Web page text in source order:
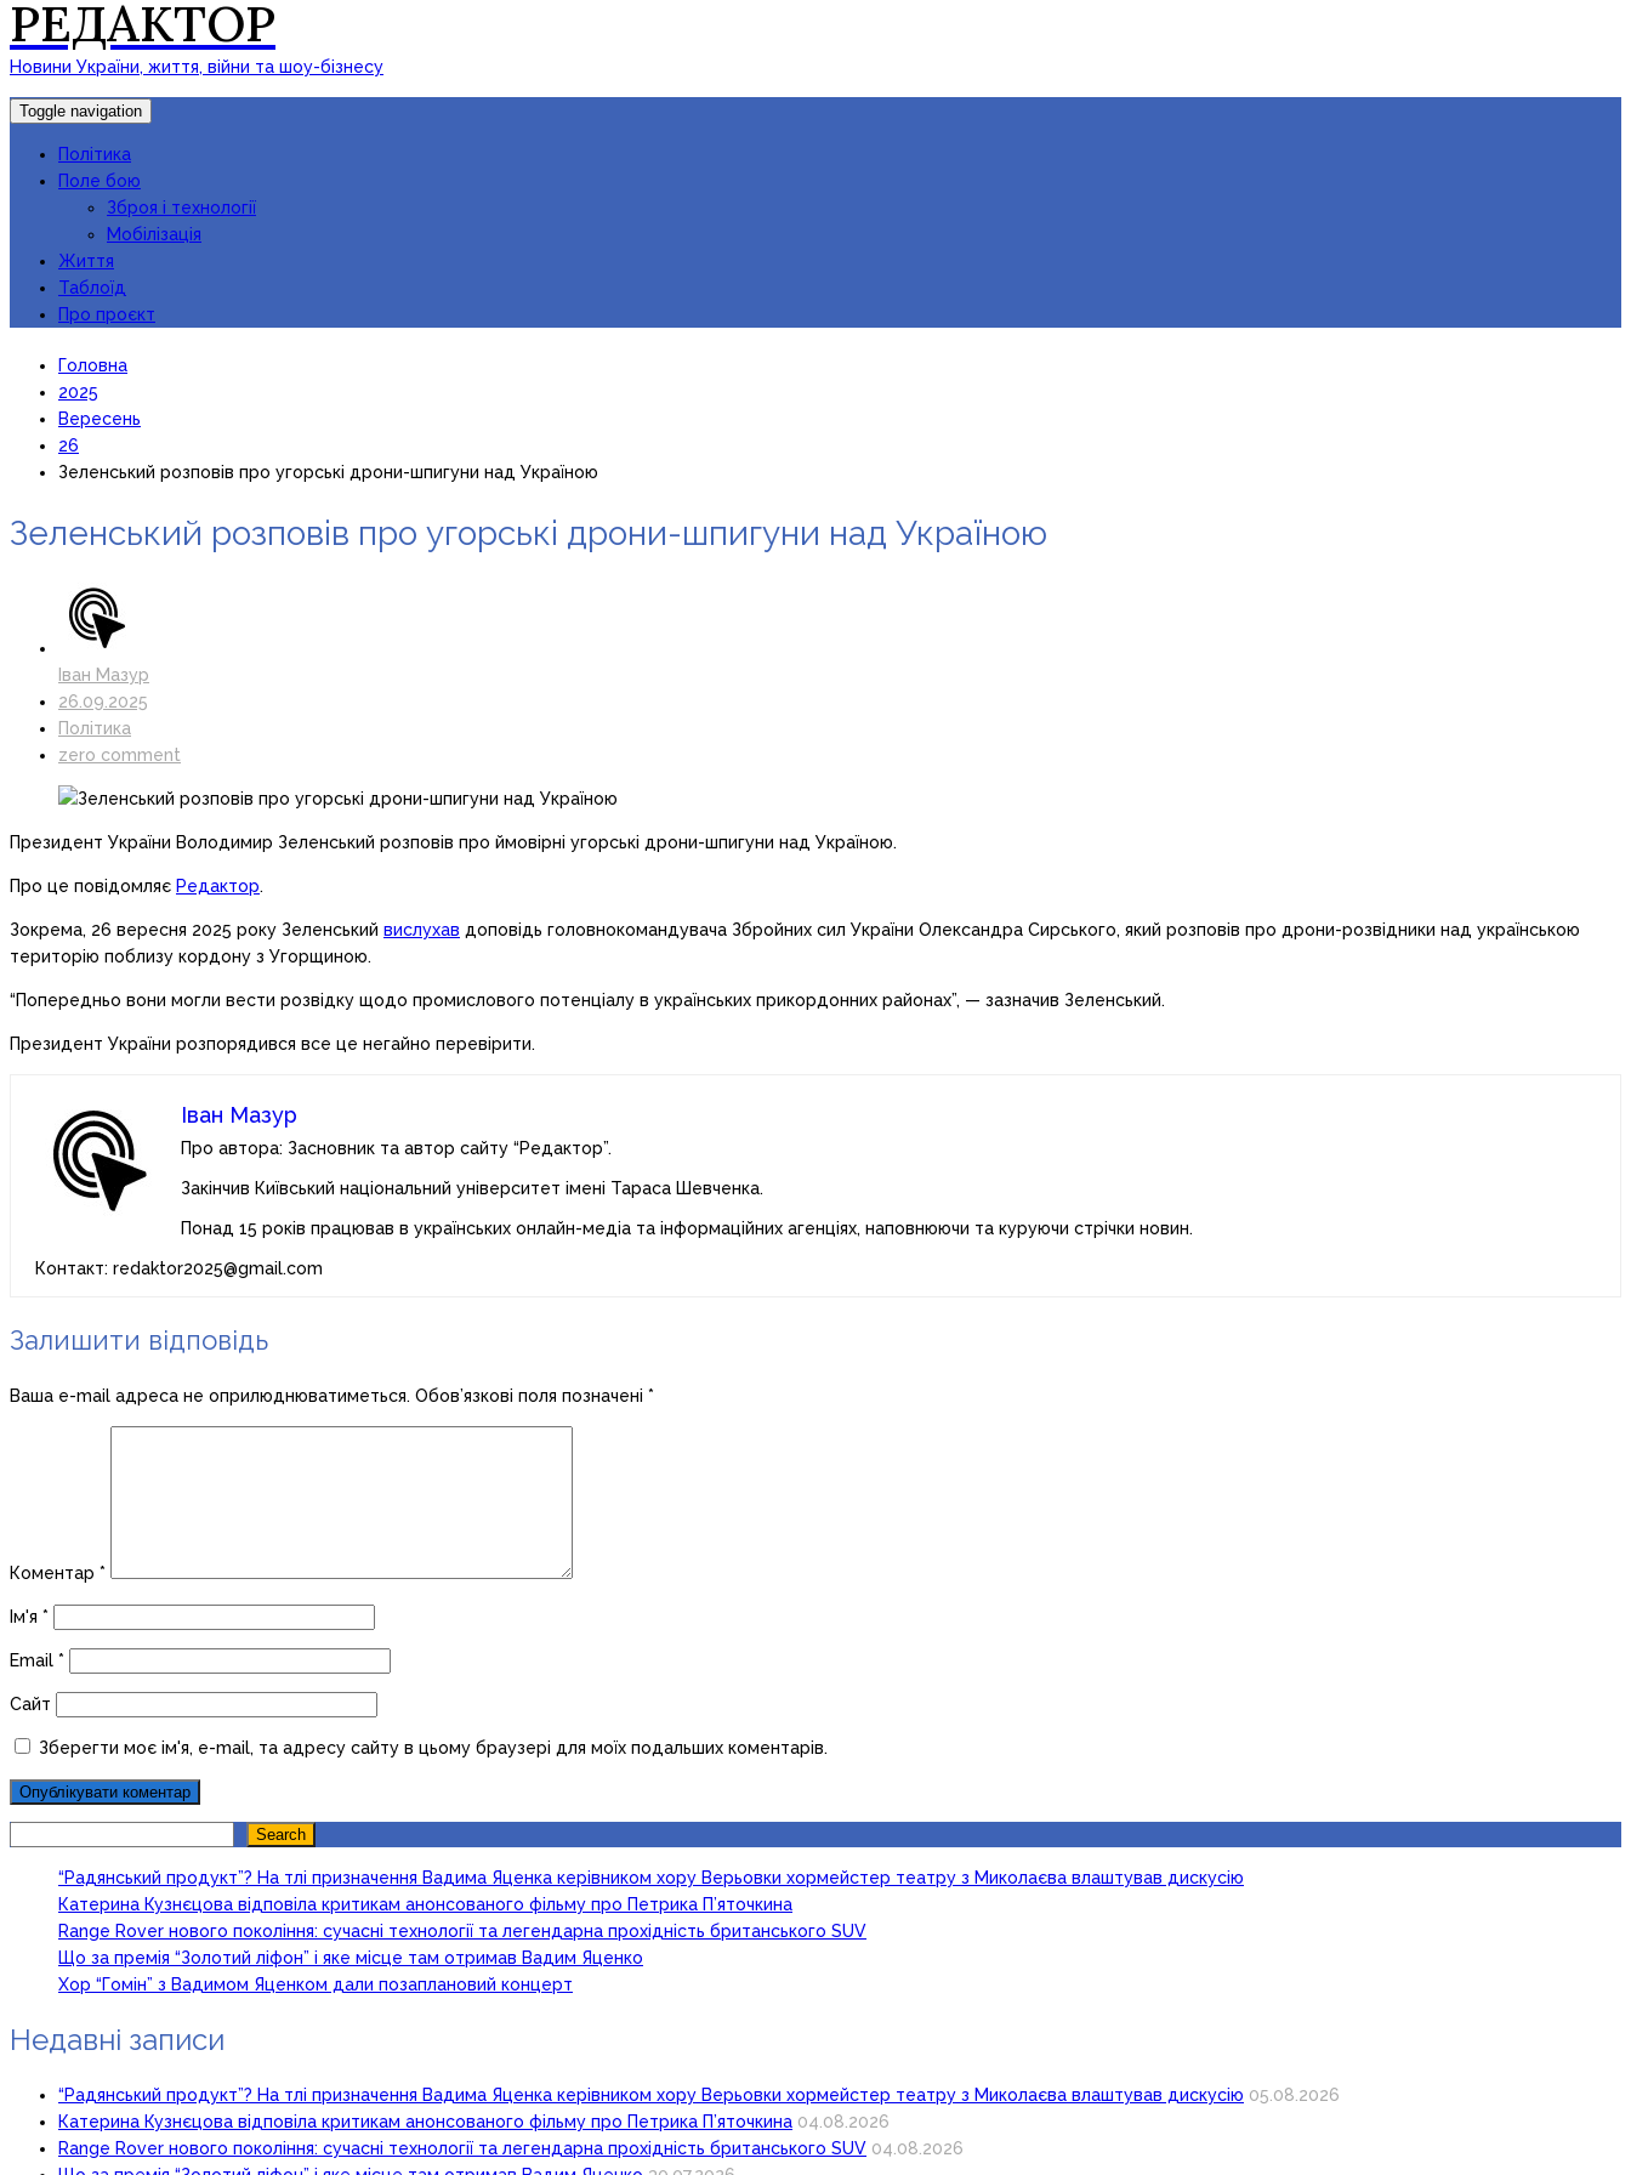
РЕДАКТОР
Новини України, життя, війни та шоу-бізнесу
Toggle navigation
Політика
Поле бою
Зброя і технології
Мобілізація
Життя
Таблоїд
Про проєкт
Головна
2025
Вересень
26
Зеленський розповів про угорські дрони-шпигуни над Україною
Зеленський розповів про угорські дрони-шпигуни над Україною
Іван Мазур
26.09.2025
Політика
zero comment
Президент України Володимир Зеленський розповів про ймовірні угорські дрони-шпигуни над Україною.
Про це повідомляє Редактор.
Зокрема, 26 вересня 2025 року Зеленський вислухав доповідь головнокомандувача Збройних сил України Олександра Сирського, який розповів про дрони-розвідники над українською
територію поблизу кордону з Угорщиною.
“Попередньо вони могли вести розвідку щодо промислового потенціалу в українських прикордонних районах”, — зазначив Зеленський.
Президент України розпорядився все це негайно перевірити.
Іван Мазур
Про автора: Засновник та автор сайту “Редактор”.
Закінчив Київський національний університет імені Тараса Шевченка.
Понад 15 років працював в українських онлайн-медіа та інформаційних агенціях, наповнюючи та куруючи стрічки новин.
Контакт: redaktor2025@gmail.com
Залишити відповідь
Ваша e-mail адреса не оприлюднюватиметься. Обов’язкові поля позначені *
Коментар *
Ім'я *
Email *
Сайт
Зберегти моє ім'я, e-mail, та адресу сайту в цьому браузері для моїх подальших коментарів.
Search
“Радянський продукт”? На тлі призначення Вадима Яценка керівником хору Верьовки хормейстер театру з Миколаєва влаштував дискусію
Катерина Кузнєцова відповіла критикам анонсованого фільму про Петрика П’яточкина
Range Rover нового покоління: сучасні технології та легендарна прохідність британського SUV
Що за премія “Золотий ліфон” і яке місце там отримав Вадим Яценко
Хор “Гомін” з Вадимом Яценком дали позаплановий концерт
Недавні записи
“Радянський продукт”? На тлі призначення Вадима Яценка керівником хору Верьовки хормейстер театру з Миколаєва влаштував дискусію 05.08.2026
Катерина Кузнєцова відповіла критикам анонсованого фільму про Петрика П’яточкина 04.08.2026
Range Rover нового покоління: сучасні технології та легендарна прохідність британського SUV 04.08.2026